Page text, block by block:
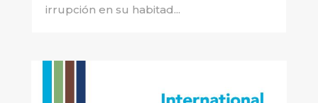
irrupción en su habitad...